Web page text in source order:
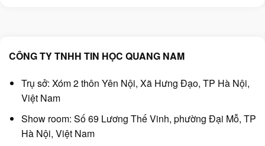
CÔNG TY TNHH TIN HỌC QUANG NAM
Trụ sở: Xóm 2 thôn Yên Nội, Xã Hưng Đạo, TP Hà Nội,
Việt Nam
Show room: Số 69 Lương Thế Vinh, phường Đại Mỗ, TP
Hà Nội, Việt Nam